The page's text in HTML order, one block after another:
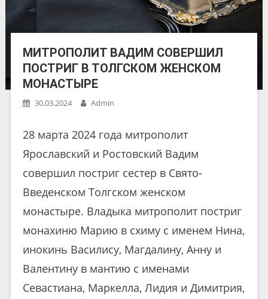
МИТРОПОЛИТ ВАДИМ СОВЕРШИЛ
ПОСТРИГ В ТОЛГСКОМ ЖЕНСКОМ
МОНАСТЫРЕ
30.03.2024 Admin
28 марта 2024 года митрополит
Ярославский и Ростовский Вадим
совершил постриг сестер в Свято-
Введенском Толгском женском
монастыре. Владыка митрополит постриг
монахиню Марию в схиму с именем Нина,
инокинь Василису, Магдалину, Анну и
Валентину в мантию с именами
Севастиана, Маркелла, Лидия и Димитрия,